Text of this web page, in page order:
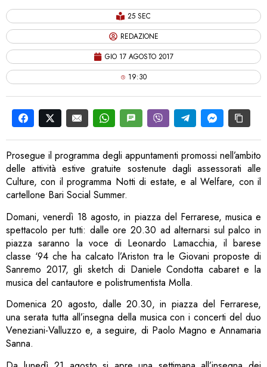
25 SEC
REDAZIONE
GIO 17 AGOSTO 2017
19:30
Prosegue il programma degli appuntamenti promossi nell’ambito
delle attività estive gratuite sostenute dagli assessorati alle
Culture, con il programma Notti di estate, e al Welfare, con il
cartellone Bari Social Summer.
Domani, venerdì 18 agosto, in piazza del Ferrarese, musica e
spettacolo per tutti: dalle ore 20.30 ad alternarsi sul palco in
piazza saranno la voce di Leonardo Lamacchia, il barese
classe ‘94 che ha calcato l’Ariston tra le Giovani proposte di
Sanremo 2017, gli sketch di Daniele Condotta cabaret e la
musica del cantautore e polistrumentista Molla.
Domenica 20 agosto, dalle 20.30, in piazza del Ferrarese,
una serata tutta all’insegna della musica con i concerti del duo
Veneziani-Valluzzo e, a seguire, di Paolo Magno e Annamaria
Sanna.